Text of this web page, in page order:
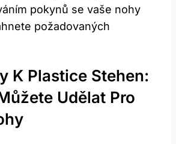
pokynů se vaše nohy
požadovaných
K Plastice Stehen:
Udělat Pro